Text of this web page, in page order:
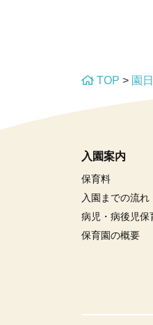
TOP > 園
入園案内
保育料
入園までの流れ
病児・病後児保
保育園の概要